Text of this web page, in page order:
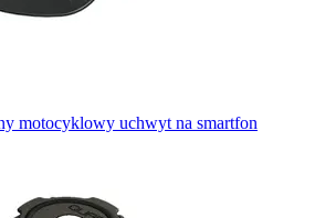
motocyklowy uchwyt na smartfon